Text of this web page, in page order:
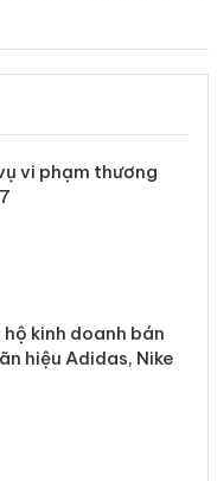
vi phạm thương
hộ kinh doanh bán
hiệu Adidas, Nike